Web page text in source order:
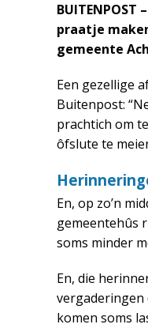
praatje
gemeente
Een gezellige
Buitenpost:
prachtich om
ôfslute te
En, op zo’n
gemeentehûs
soms minder
En, die
vergaderingen
komen soms